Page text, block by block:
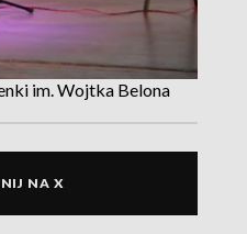
im. Wojtka Belona
NA X